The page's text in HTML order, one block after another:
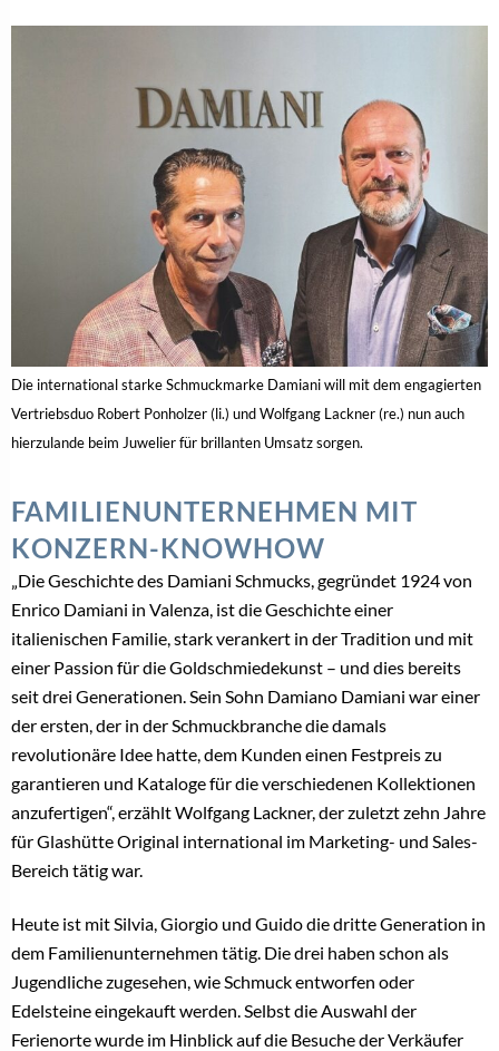
Die international starke Schmuckmarke Damiani will mit dem engagierten
Vertriebsduo Robert Ponholzer (li.) und Wolfgang Lackner (re.) nun auch
hierzulande beim Juwelier für brillanten Umsatz sorgen.
FAMILIENUNTERNEHMEN MIT
KONZERN-KNOWHOW
„Die Geschichte des Damiani Schmucks, gegründet 1924 von
Enrico Damiani in Valenza, ist die Geschichte einer
italienischen Familie, stark verankert in der Tradition und mit
einer Passion für die Goldschmiedekunst – und dies bereits
seit drei Generationen. Sein Sohn Damiano Damiani war einer
der ersten, der in der Schmuckbranche die damals
revolutionäre Idee hatte, dem Kunden einen Festpreis zu
garantieren und Kataloge für die verschiedenen Kollektionen
anzufertigen“, erzählt Wolfgang Lackner, der zuletzt zehn Jahre
für Glashütte Original international im Marketing- und Sales-
Bereich tätig war.
Heute ist mit Silvia, Giorgio und Guido die dritte Generation in
dem Familienunternehmen tätig. Die drei haben schon als
Jugendliche zugesehen, wie Schmuck entworfen oder
Edelsteine eingekauft werden. Selbst die Auswahl der
Ferienorte wurde im Hinblick auf die Besuche der Verkäufer